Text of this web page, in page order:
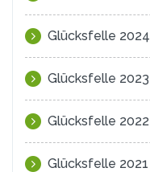
Glücksfelle 2024
Glücksfelle 2023
Glücksfelle 2022
Glücksfelle 2021